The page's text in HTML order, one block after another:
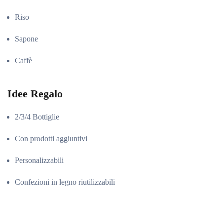
Riso
Sapone
Caffè
Idee Regalo
2/3/4 Bottiglie
Con prodotti aggiuntivi
Personalizzabili
Confezioni in legno riutilizzabili